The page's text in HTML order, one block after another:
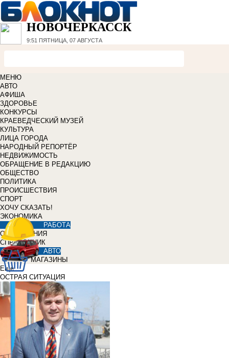
НОВОЧЕРКАССК
9:51 ПЯТНИЦА, 07 АВГУСТА
МЕНЮ
АВТО
АФИША
ЗДОРОВЬЕ
КОНКУРСЫ
КРАЕВЕДЧЕСКИЙ МУЗЕЙ
КУЛЬТУРА
ЛИЦА ГОРОДА
НАРОДНЫЙ РЕПОРТЁР
НЕДВИЖИМОСТЬ
ОБРАЩЕНИЕ В РЕДАКЦИЮ
ОБЩЕСТВО
ПОЛИТИКА
ПРОИСШЕСТВИЯ
СПОРТ
ХОЧУ СКАЗАТЬ!
ЭКОНОМИКА
РАБОТА
ОБЪЯВЛЕНИЯ
СПРАВОЧНИК
АВТО
МАГАЗИНЫ
Еще
ОСТРАЯ СИТУАЦИЯ